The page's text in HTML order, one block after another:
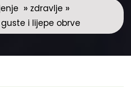
» zdravlje »
i lijepe obrve